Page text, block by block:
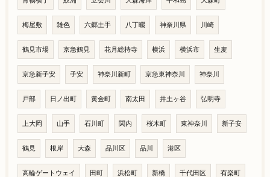
梅屋敷 雑色 六郷土手 八丁畷 神奈川県 川崎
鶴見市場 京急鶴見 花月総持寺 横浜 横浜市 生麦
京急新子安 子安 神奈川新町 京急東神奈川 神奈川
戸部 日ノ出町 黄金町 南太田 井土ヶ谷 弘明寺
上大岡 山手 石川町 関内 桜木町 東神奈川 新子安
鶴見 根岸 大森 品川区 品川 港区
高輪ゲートウェイ 田町 浜松町 新橋 千代田区 有楽町